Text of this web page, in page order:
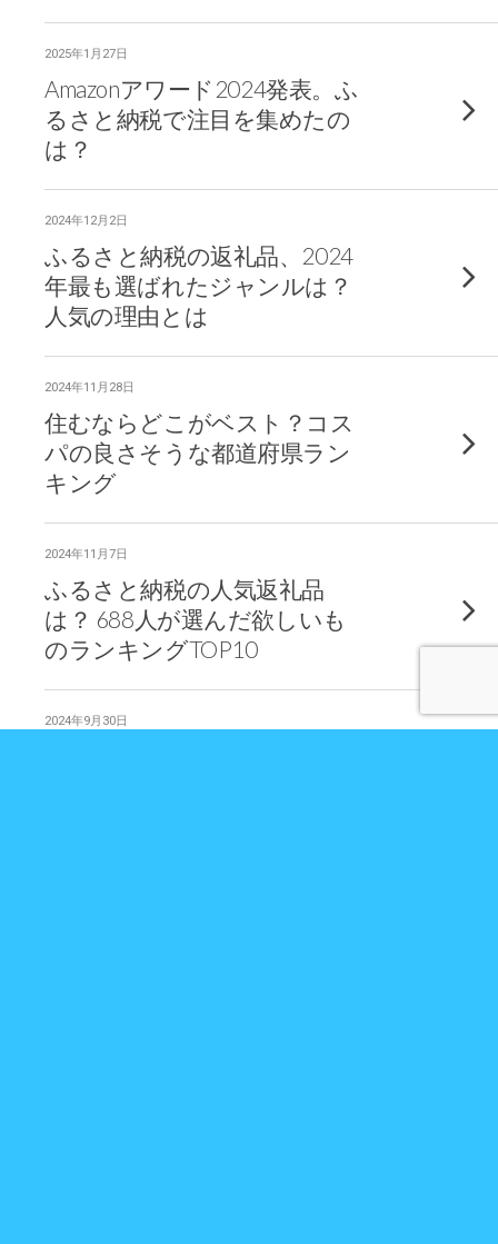
2025年1月27日
Amazonアワード2024発表。ふ
るさと納税で注目を集めたの
は？
2024年12月2日
ふるさと納税の返礼品、2024
年最も選ばれたジャンルは？
人気の理由とは
2024年11月28日
住むならどこがベスト？コス
パの良さそうな都道府県ラン
キング
2024年11月7日
ふるさと納税の人気返礼品
は？ 688人が選んだ欲しいも
のランキングTOP10
2024年9月30日